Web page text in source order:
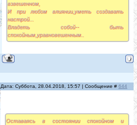
взвешенном,
И при любом влиянии,уметь создавать
настрой...
Владеть собой-- быть
спокойным,уравновешенным..
Дата: Суббота, 28.04.2018, 15:57 | Сообщение # 644
Оставаясь в состоянии спокойном и